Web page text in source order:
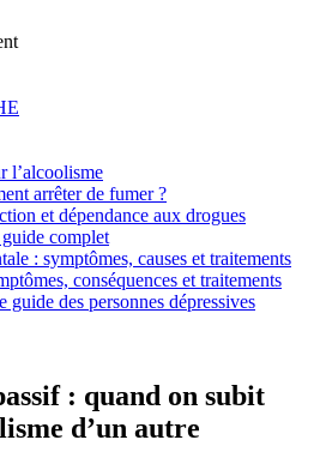
l’alcoolisme
arrêter de fumer ?
et dépendance aux drogues
complet
: symptômes, causes et traitements
conséquences et traitements
guide des personnes dépressives
: quand on subit
d’un autre